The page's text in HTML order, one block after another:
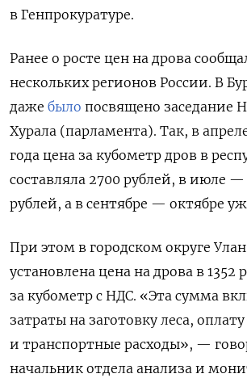
в Генпрокуратуре.
Ранее о росте цен на дрова
нескольких регионов России. В
даже было посвящено заседание
Хурала (парламента). Так, в
года цена за кубометр дров в
составляла 2700 рублей, в июле —
рублей, а в сентябре — октябре
При этом в городском округе
установлена цена на дрова в 1352
за кубометр с НДС. «Эта сумма
затраты на заготовку леса,
и транспортные расходы», —
начальник отдела анализа и